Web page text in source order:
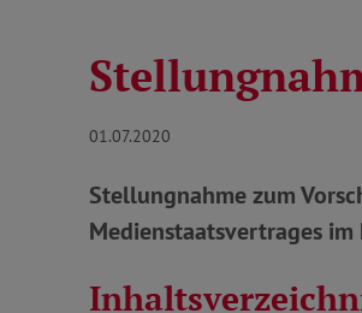
01.07.2020
Stellungnahme zum
Medienstaatsvertrages